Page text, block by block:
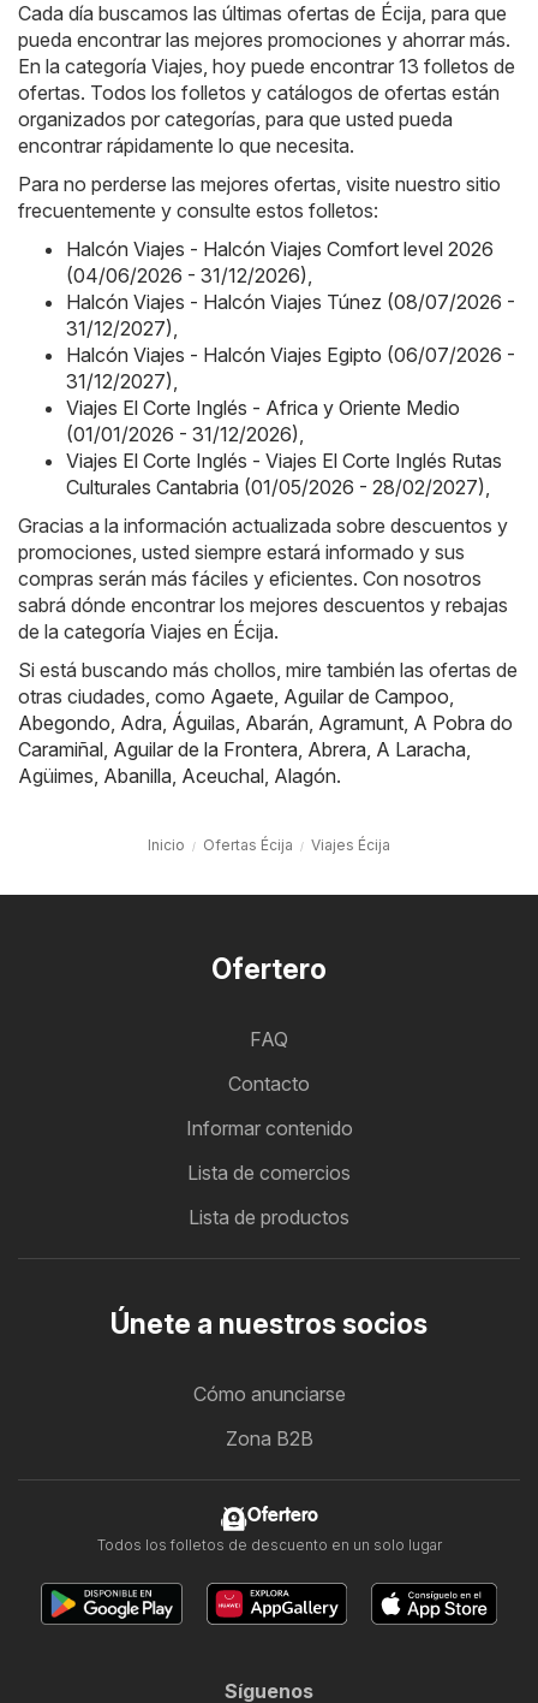
Cada día buscamos las últimas ofertas de Écija, para que
pueda encontrar las mejores promociones y ahorrar más.
En la categoría Viajes, hoy puede encontrar 13 folletos de
ofertas. Todos los folletos y catálogos de ofertas están
organizados por categorías, para que usted pueda
encontrar rápidamente lo que necesita.
Para no perderse las mejores ofertas, visite nuestro sitio
frecuentemente y consulte estos folletos:
Halcón Viajes - Halcón Viajes Comfort level 2026
(04/06/2026 - 31/12/2026),
Halcón Viajes - Halcón Viajes Túnez (08/07/2026 -
31/12/2027),
Halcón Viajes - Halcón Viajes Egipto (06/07/2026 -
31/12/2027),
Viajes El Corte Inglés - Africa y Oriente Medio
(01/01/2026 - 31/12/2026),
Viajes El Corte Inglés - Viajes El Corte Inglés Rutas
Culturales Cantabria (01/05/2026 - 28/02/2027),
Gracias a la información actualizada sobre descuentos y
promociones, usted siempre estará informado y sus
compras serán más fáciles y eficientes. Con nosotros
sabrá dónde encontrar los mejores descuentos y rebajas
de la categoría Viajes en Écija.
Si está buscando más chollos, mire también las ofertas de
otras ciudades, como Agaete, Aguilar de Campoo,
Abegondo, Adra, Águilas, Abarán, Agramunt, A Pobra do
Caramiñal, Aguilar de la Frontera, Abrera, A Laracha,
Agüimes, Abanilla, Aceuchal, Alagón.
Inicio Ofertas Écija Viajes Écija
Ofertero
FAQ
Contacto
Informar contenido
Lista de comercios
Lista de productos
Únete a nuestros socios
Cómo anunciarse
Zona B2B
Ofertero
Todos los folletos de descuento en un solo lugar
Síguenos